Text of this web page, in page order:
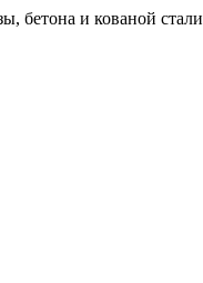
бетона и кованой стали